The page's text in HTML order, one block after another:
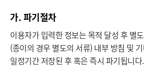
가. 파기절차
이용자가 입력한 정보는 목적 달성 후 별
(종이의 경우 별도의 서류) 내부 방침 및
일정기간 저장된 후 혹은 즉시 파기됩니